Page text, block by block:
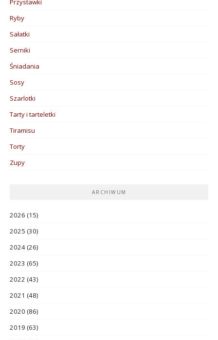
Przystawki
Ryby
Sałatki
Serniki
Śniadania
Sosy
Szarlotki
Tarty i tarteletki
Tiramisu
Torty
Zupy
ARCHIWUM
2026 (15)
2025 (30)
2024(26)
2023 (65)
2022 (43)
2021 (48)
2020 (86)
2019 (63)